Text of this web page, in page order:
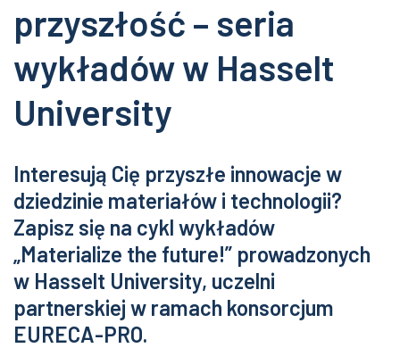
przyszłość – seria
wykładów w Hasselt
University
Interesują Cię przyszłe innowacje w
dziedzinie materiałów i technologii?
Zapisz się na cykl wykładów
„Materialize the future!” prowadzonych
w Hasselt University, uczelni
partnerskiej w ramach konsorcjum
EURECA-PRO.